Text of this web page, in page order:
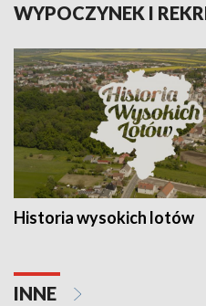
WYPOCZYNEK I
Historia wysokich lotów
INNE